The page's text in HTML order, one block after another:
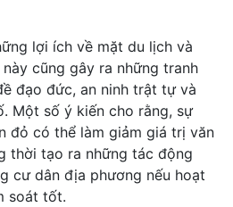
lợi ích về mặt du lịch và
cũng gây ra những tranh
đạo đức, an ninh trật tự và
Một số ý kiến cho rằng, sự
đỏ có thể làm giảm giá trị văn
thời tạo ra những tác động
cư dân địa phương nếu hoạt
soát tốt.